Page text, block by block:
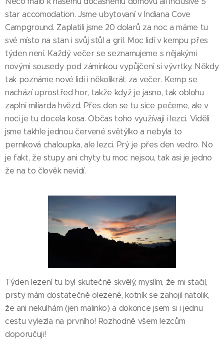
star accomodation. Jsme ubytovaní v Indiana Cove
Campground. Zaplatili jsme 20 dolarů za noc a máme tu
své místo na stan i svůj stůl a gril. Moc lidí v kempu přes
týden není. Každý večer se seznamujeme s nějakými
novými sousedy pod záminkou vypůjčení si vývrtky. Někdy
tak poznáme nové lidi i několikrát za večer. Kemp se
nachází uprostřed hor, takže když je jasno, tak oblohu
zaplní miliarda hvězd. Přes den se tu sice pečeme, ale v
noci je tu docela kosa. Občas toho využívají i lezci. Viděli
jsme takhle jednou červené světýlko a nebyla to
perníková chaloupka, ale lezci. Prý je přes den vedro. No
je fakt, že stupy ani chyty tu moc nejsou, tak asi je jedno
že na to člověk nevidí.
Týden lezení tu byl skutečně skvělý, myslím, že mi stačil,
prsty mám dostatečně olezené, kotník se zahojil natolik,
že ani nekulhám (jen malinko) a dokonce jsem si i jednu
cestu vylezla na prvního! Rozhodně všem lezcům
doporučuji!